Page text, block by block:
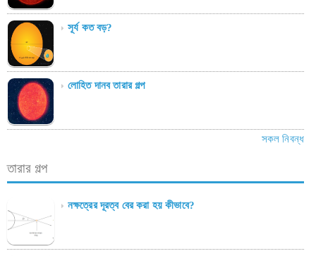
সূর্য কত বড়?
লোহিত দানব তারার গল্প
সকল নিবন্ধ
তারার গল্প
নক্ষত্রের দূরত্ব বের করা হয় কীভাবে?